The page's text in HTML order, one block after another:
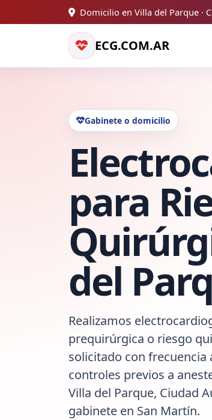
Domicilio en Villa del Parque ·
ECG.COM.AR
Gabinete o domicilio
para
del
Realizamos
prequirúrgica o riesgo
solicitado con
controles previos a
Villa del Parque, Ciudad
gabinete en San Martín.